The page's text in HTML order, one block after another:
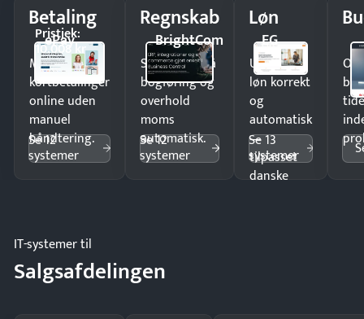
Betaling
ePay
Pristjek:
10.008 kr
Modtag
kortbetalinger
online uden
manuel
håndtering.
Se 12
systemer
Regnskab
BrightCom
Spar timer på
bogføring og
overhold
moms
automatisk.
Se 12
systemer
Løn
EG
Udbetal
løn korrekt
og
automatisk
—
tilpasset
danske
Se 13
systemer
IT-systemer til
Salgsafdelingen